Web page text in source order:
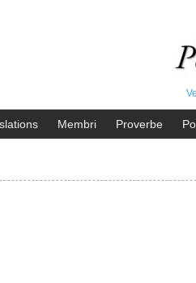
Membri Proverbe